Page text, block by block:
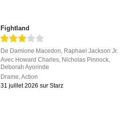
Fightland
De Damione Macedon, Raphael Jackson Jr.
Avec Howard Charles, Nicholas Pinnock,
Deborah Ayorinde
Drame,Action
31 juillet 2026 sur Starz